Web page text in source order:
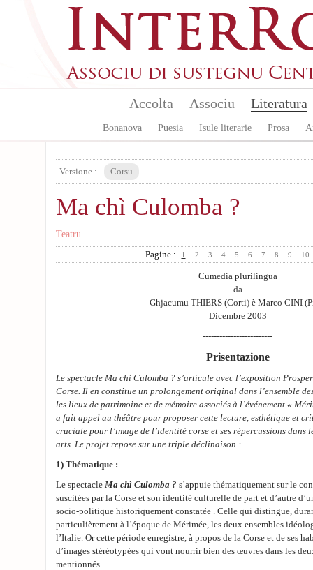
Accolta Associu Literatura
Bonanova Puesia Isule literarie Prosa
Versione : Corsu
Ma chì Culomba ?
Teatru
Pagine : 1 2 3 4 5 6 7 8 9 10
Cumedia plurilingua
da
Ghjacumu THIERS (Corti) è Marco CINI
Dicembre 2003
-------------------------
Prisentazione
Le spectacle Ma chì Culomba ? s’articule avec l’exposition
Corse. Il en constitue un prolongement original dans l’ensemble
les lieux de patrimoine et de mémoire associés à l’événement «
a fait appel au théâtre pour proposer cette lecture, esthétique et
cruciale pour l’image de l’identité corse et ses répercussions dans
arts. Le projet repose sur une triple déclinaison :
1) Thématique :
Le spectacle Ma chì Culomba ? s’appuie thématiquement sur le
suscitées par la Corse et son identité culturelle de part et d’autre
socio-politique historiquement constatée . Celle qui distingue,
particulièrement à l’époque de Mérimée, les deux ensembles
l’Italie. Or cette période enregistre, à propos de la Corse et de ses
d’images stéréotypées qui vont nourrir bien des œuvres dans les
mentionnés.